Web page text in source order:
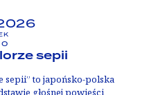
sepii
sepii” to japońsko-polska
głośnej powieści